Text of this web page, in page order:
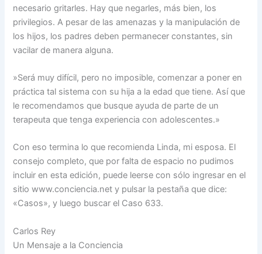
necesario gritarles. Hay que negarles, más bien, los
privilegios. A pesar de las amenazas y la manipulación de
los hijos, los padres deben permanecer constantes, sin
vacilar de manera alguna.
»Será muy difícil, pero no imposible, comenzar a poner en
práctica tal sistema con su hija a la edad que tiene. Así que
le recomendamos que busque ayuda de parte de un
terapeuta que tenga experiencia con adolescentes.»
Con eso termina lo que recomienda Linda, mi esposa. El
consejo completo, que por falta de espacio no pudimos
incluir en esta edición, puede leerse con sólo ingresar en el
sitio www.conciencia.net y pulsar la pestaña que dice:
«Casos», y luego buscar el Caso 633.
Carlos Rey
Un Mensaje a la Conciencia